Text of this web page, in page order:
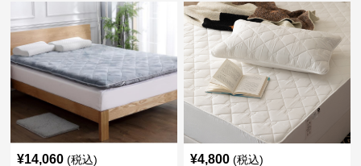
¥14,060 (税込) ¥4,800 (税込)